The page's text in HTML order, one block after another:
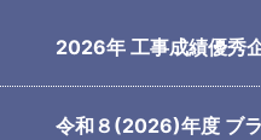
2026年 工事成績優秀
令和８(2026)年度 ブ